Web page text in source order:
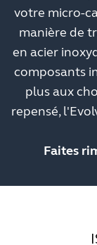
votre micro-
manière de
en acier
composants
plus aux
repensé,
Faites